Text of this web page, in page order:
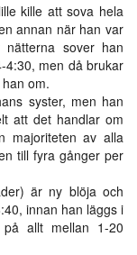
kille att sova hela
annan när han var
sover han
4:30, men då brukar
om.
syster, men han
att det handlar om
majoriteten av alla
till fyra gånger per
är ny blöja och
innan han läggs i
allt mellan 1-20